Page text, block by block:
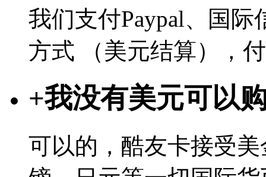
我们支付Paypal、国
方式 （美元结算），
+我没有美元可以
可以的，酷友卡接受